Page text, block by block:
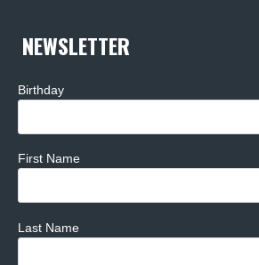
NEWSLETTER
Birthday
First Name
Last Name